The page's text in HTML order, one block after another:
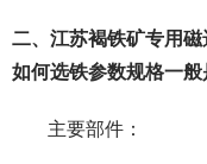
二、江苏褐铁矿专用
如何选铁参数规格一
主要部件：